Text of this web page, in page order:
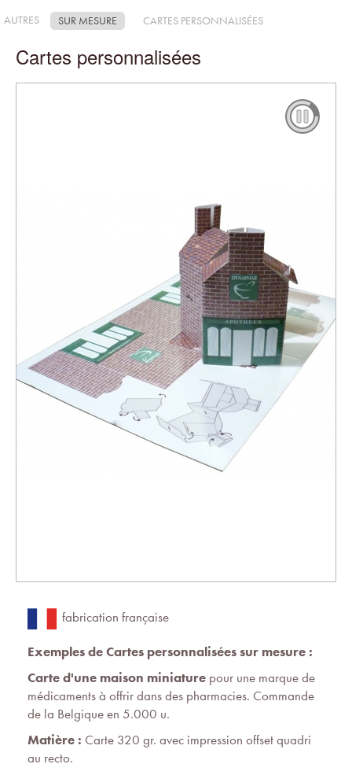
AUTRES SUR MESURE CARTES PERSONNALISÉES
Cartes personnalisées
fabrication française
Exemples de Cartes personnalisées sur mesure :
Carte d'une maison miniature pour une marque de
médicaments à offrir dans des pharmacies. Commande
de la Belgique en 5.000 u.
Matière : Carte 320 gr. avec impression offset quadri
au recto.